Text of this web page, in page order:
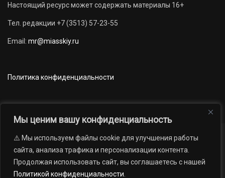
Мы ценим вашу конфиденциальность
⚠️ Мы используем файлы cookie для улучшения работы
сайта, анализа трафика и персонализации контента.
Продолжая использовать сайт, вы соглашаетесь с нашей
Политикой конфиденциальности
Настоящий ресурс может содержать материалы 16+
Тел. редакции +7 (3513) 57-23-55
Email: mr@miasskiy.ru
Политика конфиденциальности
Новости Наши проекты
Официально
АРХИВ
16+